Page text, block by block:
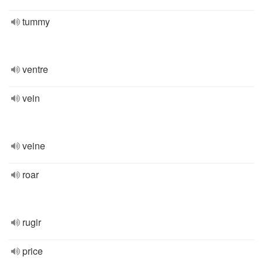
tummy
ventre
vein
veine
roar
rugir
price